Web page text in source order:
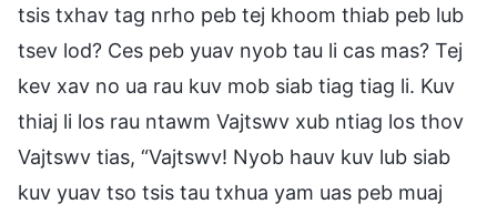
tsis txhav tag nrho peb tej khoom thiab peb lub
tsev lod? Ces peb yuav nyob tau li cas mas? Tej
kev xav no ua rau kuv mob siab tiag tiag li. Kuv
thiaj li los rau ntawm Vajtswv xub ntiag los thov
Vajtswv tias, “Vajtswv! Nyob hauv kuv lub siab
kuv yuav tso tsis tau txhua yam uas peb muaj